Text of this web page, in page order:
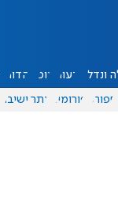
ונדל"ן דעות אוכל יהדות
ספורט פורומים אתר ישיבה